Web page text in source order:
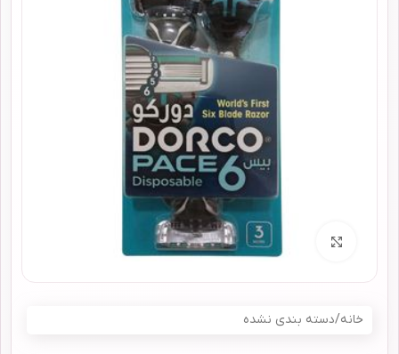
برای بزرگنمایی کلیک کنید
خانه/دسته بندی نشده